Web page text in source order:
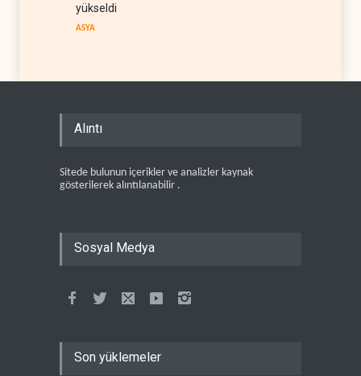
yükseldi
ASYA
Alıntı
Sitede bulunun içerikler ve analizler kaynak
gösterilerek alıntılanabilir .
Sosyal Medya
Son yüklemeler